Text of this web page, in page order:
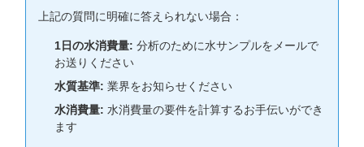
上記の質問に明確に答えられない場合：
1日の水消費量: 分析のために水サンプルをメールで
お送りください
水質基準: 業界をお知らせください
水消費量: 水消費量の要件を計算するお手伝いができ
ます